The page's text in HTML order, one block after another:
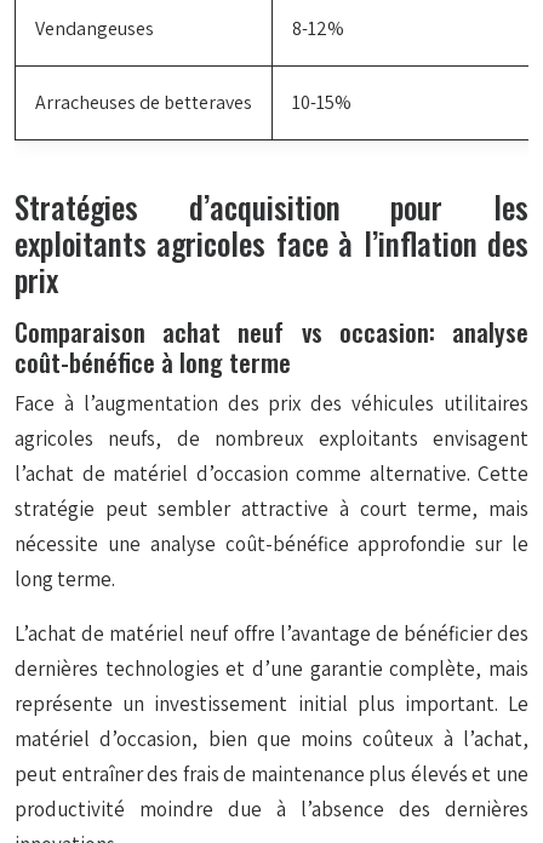
Vendangeuses 8-12%
Arracheuses de betteraves 10-15%
Stratégies d’acquisition pour les
exploitants agricoles face à l’inflation des
prix
Comparaison achat neuf vs occasion: analyse
coût-bénéfice à long terme
Face à l’augmentation des prix des véhicules utilitaires
agricoles neufs, de nombreux exploitants envisagent
l’achat de matériel d’occasion comme alternative. Cette
stratégie peut sembler attractive à court terme, mais
nécessite une analyse coût-bénéfice approfondie sur le
long terme.
L’achat de matériel neuf offre l’avantage de bénéficier des
dernières technologies et d’une garantie complète, mais
représente un investissement initial plus important. Le
matériel d’occasion, bien que moins coûteux à l’achat,
peut entraîner des frais de maintenance plus élevés et une
productivité moindre due à l’absence des dernières